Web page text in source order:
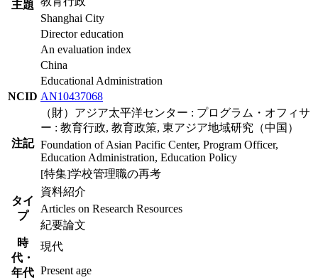
主題
Shanghai City
Director education
An evaluation index
China
Educational Administration
NCID AN10437068
注記
（財）アジア太平洋センター : プログラム・オフィサ
ー : 教育行政, 教育政策, 東アジア地域研究（中国）
Foundation of Asian Pacific Center, Program Officer,
Education Administration, Education Policy
[特集]学校管理職の再考
タイ
プ
資料紹介
Articles on Research Resources
紀要論文
時
代・
年代
現代
Present age